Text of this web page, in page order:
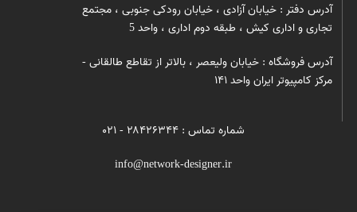
آدرس دفتر : خیابان آزادی ، خیابان رودکی جنوبی ، مجتمع
تجاری و اداری کیش ، طبقه دوم اداری ، واحد 5
آدرس فروشگاه : خیابان ولیعصر ، بالاتر از تقاطع طالقانی -
مرکز کامپیوتر ایران واحد ۱۴۱
شماره تماس : ۲۸۴۲۶۳۴۴ - ۰۲۱
info@network-designer.ir